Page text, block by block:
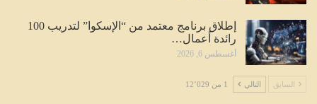
إطلاق برنامج معتمد من “الإسكوا” لتدريب 100
رائدة أعمال…
أغسطس 6, 2026
السابق التالي 1 من 12٬029